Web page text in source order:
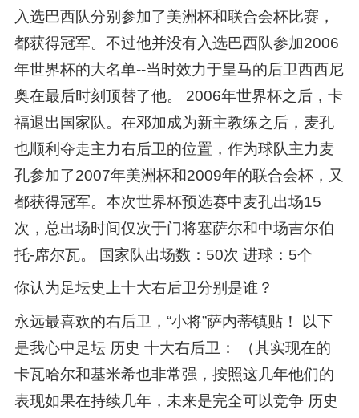
入选巴西队分别参加了美洲杯和联合会杯比赛，
都获得冠军。不过他并没有入选巴西队参加2006
年世界杯的大名单--当时效力于皇马的后卫西西尼
奥在最后时刻顶替了他。 2006年世界杯之后，卡
福退出国家队。在邓加成为新主教练之后，麦孔
也顺利夺走主力右后卫的位置，作为球队主力麦
孔参加了2007年美洲杯和2009年的联合会杯，又
都获得冠军。本次世界杯预选赛中麦孔出场15
次，总出场时间仅次于门将塞萨尔和中场吉尔伯
托-席尔瓦。 国家队出场数：50次 进球：5个
你认为足坛史上十大右后卫分别是谁？
永远最喜欢的右后卫，“小将”萨内蒂镇贴！ 以下
是我心中足坛 历史 十大右后卫： （其实现在的
卡瓦哈尔和基米希也非常强，按照这几年他们的
表现如果在持续几年，未来是完全可以竞争 历史